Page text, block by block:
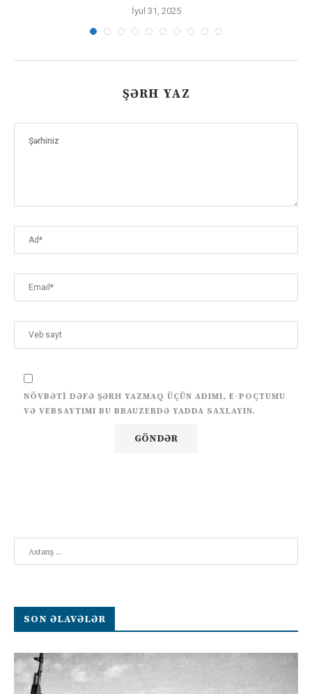
İyul 31, 2025
ŞƏRH YAZ
NÖVBƏTI DƏFƏ ŞƏRH YAZMAQ ÜÇÜN ADIMI, E-POÇTUMU
VƏ VEBSAYTIMI BU BRAUZERDƏ YADDA SAXLAYIN.
SON ƏLAVƏLƏR